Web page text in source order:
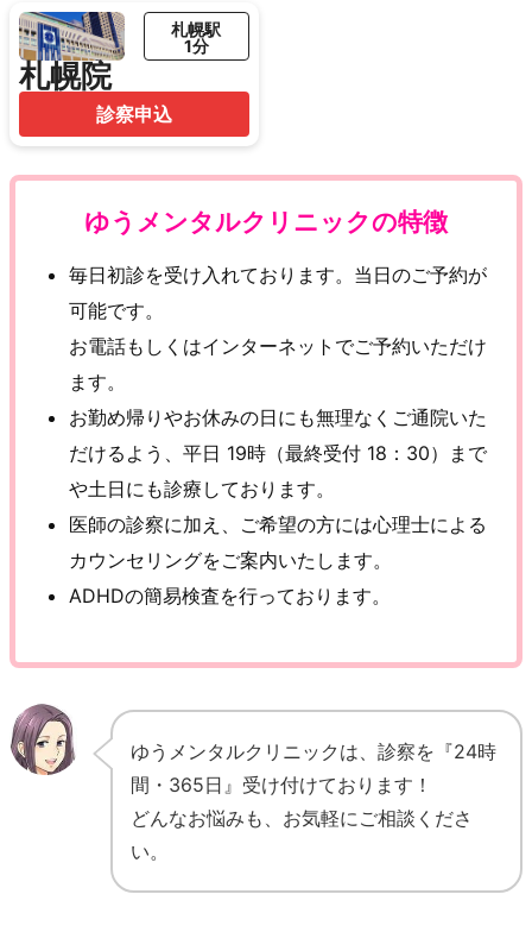
札幌院
札幌駅
1分
診察申込
ゆうメンタルクリニックの特徴
毎日初診を受け入れております。当日のご予約が
可能です。
お電話もしくはインターネットでご予約いただけ
ます。
お勤め帰りやお休みの日にも無理なくご通院いた
だけるよう、平日 19時（最終受付 18：30）まで
や土日にも診療しております。
医師の診察に加え、ご希望の方には心理士による
カウンセリングをご案内いたします。
ADHDの簡易検査を行っております。
ゆうメンタルクリニックは、診察を『24時
間・365日』受け付けております！
どんなお悩みも、お気軽にご相談くださ
い。